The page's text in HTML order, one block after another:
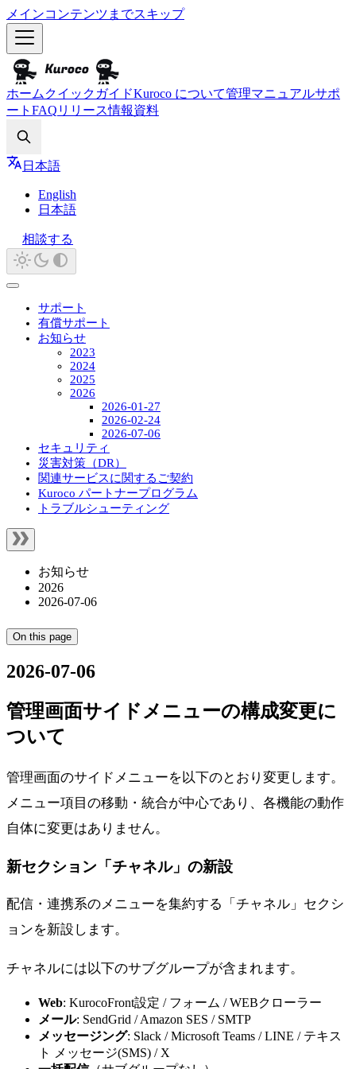
メインコンテンツまでスキップ
ホーム クイックガイドKuroco について管理マニュアルサポ
ート FAQ リリース情報資料
日本語
English
日本語
相談する
サポート
有償サポート
お知らせ
2023
2024
2025
2026
2026-01-27
2026-02-24
2026-07-06
セキュリティ
災害対策（DR）
関連サービスに関するご契約
Kuroco パートナープログラム
トラブルシューティング
お知らせ
2026
2026-07-06
On this page
2026-07-06
管理画面サイドメニューの構成変更に
ついて
管理画面のサイドメニューを以下のとおり変更します。
メニュー項目の移動・統合が中心であり、各機能の動作
自体に変更はありません。
新セクション「チャネル」の新設
配信・連携系のメニューを集約する「チャネル」セクシ
ョンを新設します。
チャネルには以下のサブグループが含まれます。
Web: KurocoFront設定 / フォーム / WEBクローラー
メール: SendGrid / Amazon SES / SMTP
メッセージング: Slack / Microsoft Teams / LINE / テキス
ト メッセージ(SMS) / X